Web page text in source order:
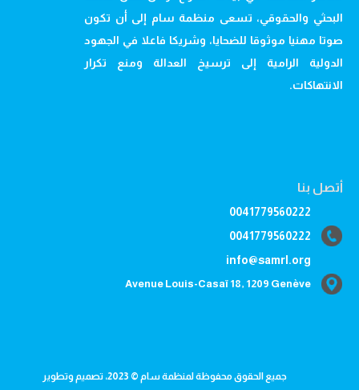
البحثي والحقوقي، تسعى منظمة سام إلى أن تكون
صوتا مهنيا موثوقا للضحايا، وشريكا فاعلا في الجهود
الدولية الرامية إلى ترسيخ العدالة ومنع تكرار
الانتهاكات.
أتصل بنا
0041779560222
0041779560222
info@samrl.org
Avenue Louis-Casaï 18, 1209 Genève
جميع الحقوق محفوظة لمنظمة سام © 2023، تصميم وتطوير